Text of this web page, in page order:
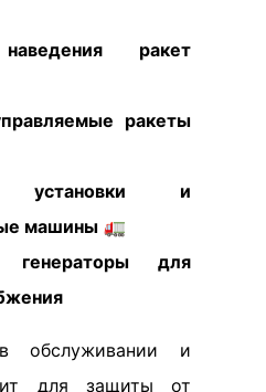
ракет
ракеты
установки и
машины 🚛
генераторы для
обслуживании и
для защиты от